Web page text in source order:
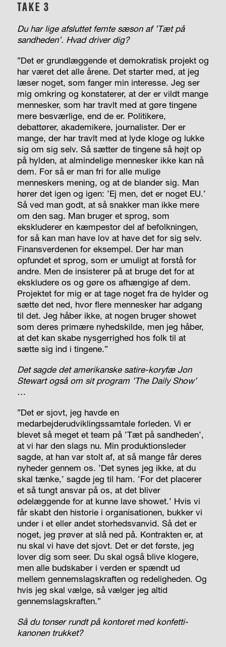
TAKE 3
Du har lige afsluttet femte sæson af ’Tæt på
sandheden’. Hvad driver dig?
”Det er grundlæggende et demokratisk projekt og
har været det alle årene. Det starter med, at jeg
læser noget, som fanger min interesse. Jeg ser
mig omkring og konstaterer, at der er vildt mange
mennesker, som har travlt med at gøre tingene
mere besværlige, end de er. Politikere,
debattører, akademikere, journalister. Der er
mange, der har travlt med at lyde kloge og lukke
sig om sig selv. Så sætter de tingene så højt op
på hylden, at almindelige mennesker ikke kan nå
dem. For så er man fri for alle mulige
menneskers mening, og at de blander sig. Man
hører det igen og igen: ’Ej men, det er noget EU.’
Så ved man godt, at så snakker man ikke mere
om den sag. Man bruger et sprog, som
ekskluderer en kæmpestor del af befolkningen,
for så kan man have lov at have det for sig selv.
Finansverdenen for eksempel. Der har man
opfundet et sprog, som er umuligt at forstå for
andre. Men de insisterer på at bruge det for at
ekskludere os og gøre os afhængige af dem.
Projektet for mig er at tage noget fra de hylder og
sætte det ned, hvor flere mennesker har adgang
til det. Jeg håber ikke, at nogen bruger showet
som deres primære nyhedskilde, men jeg håber,
at det kan skabe nysgerrighed hos folk til at
sætte sig ind i tingene.”
Det sagde det amerikanske satire-koryfæ Jon
Stewart også om sit program ’The Daily Show’
…
”Det er sjovt, jeg havde en
medarbejderudviklingssamtale forleden. Vi er
blevet så meget et team på ’Tæt på sandheden’,
at vi har den slags nu. Min produktionsleder
sagde, at han var stolt af, at så mange får deres
nyheder gennem os. ’Det synes jeg ikke, at du
skal tænke,’ sagde jeg til ham. ’For det placerer
et så tungt ansvar på os, at det bliver
ødelæggende for at kunne lave showet.’ Hvis vi
får skabt den historie i organisationen, bukker vi
under i et eller andet storhedsvanvid. Så det er
noget, jeg prøver at slå ned på. Kontrakten er, at
nu skal vi have det sjovt. Det er det første, jeg
lover dig som seer. Du skal også blive klogere,
men alle budskaber i verden er spændt ud
mellem gennemslagskraften og redeligheden. Og
hvis jeg skal vælge, så vælger jeg altid
gennemslagskraften.”
Så du tonser rundt på kontoret med konfetti-
kanonen trukket?